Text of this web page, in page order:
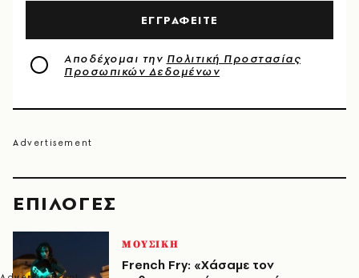
EΠΙΛΟΓΈΣ
ΜΟΥΣΙΚΗ
French Fry: «Χάσαμε τον
ΕΓΓΡΑΦΕΙΤΕ
Αποδέχομαι την Πολιτική Προστασίας
Προσωπικών Δεδομένων